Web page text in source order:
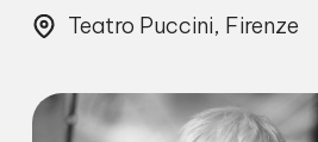
Teatro Puccini, Firenze